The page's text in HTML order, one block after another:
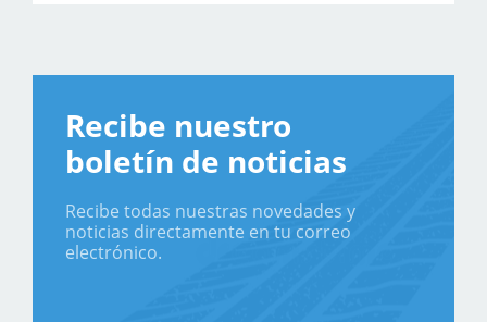
Recibe nuestro
boletín de noticias
Recibe todas nuestras novedades y
noticias directamente en tu correo
electrónico.